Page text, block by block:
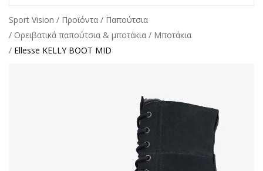
Sport Vision Προϊόντα
Παπούτσια
Ορειβατικά παπούτσια & μποτάκια
Μποτάκια
Ellesse KELLY BOOT MID